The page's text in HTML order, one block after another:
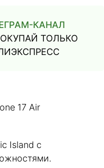
КАНАЛ
ТОЛЬКО
17 Air
Island с